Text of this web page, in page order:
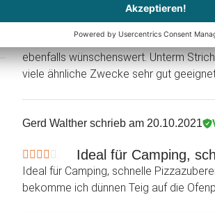
wären, wenn man Ober- und Unterteil
platzsparend hochkant lagern kann,
lagern, nicht wie einen Koffer mit dem
ebenfalls wünschenswert. Unterm
viele ähnliche Zwecke sehr gut
Gerd Walther schrieb am 20.10.2021
Ideal für Camping,
Ideal für Camping, schnelle
bekomme ich dünnen Teig auf die